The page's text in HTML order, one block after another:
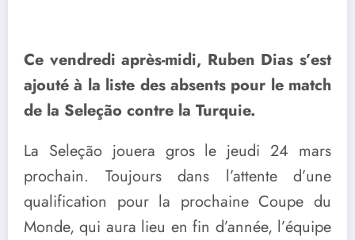
Ce vendredi après-midi, Ruben Dias s’est
ajouté à la liste des absents pour le match
de la Seleção contre la Turquie.
La Seleção jouera gros le jeudi 24 mars
prochain. Toujours dans l’attente d’une
qualification pour la prochaine Coupe du
Monde, qui aura lieu en fin d’année, l’équipe